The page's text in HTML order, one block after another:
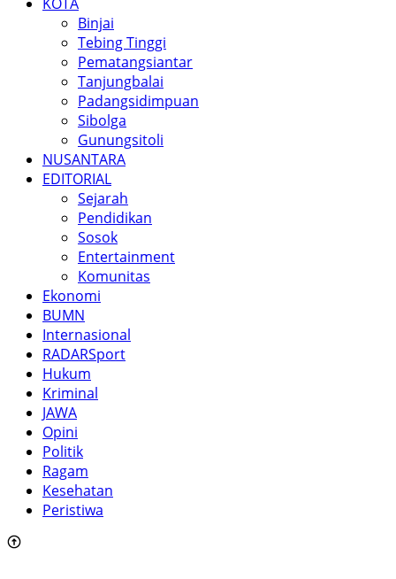
Binjai
Tebing Tinggi
Pematangsiantar
Tanjungbalai
Padangsidimpuan
Sibolga
Gunungsitoli
NUSANTARA
EDITORIAL
Sejarah
Pendidikan
Sosok
Entertainment
Komunitas
Ekonomi
BUMN
Internasional
RADARSport
Hukum
Kriminal
JAWA
Opini
Politik
Ragam
Kesehatan
Peristiwa